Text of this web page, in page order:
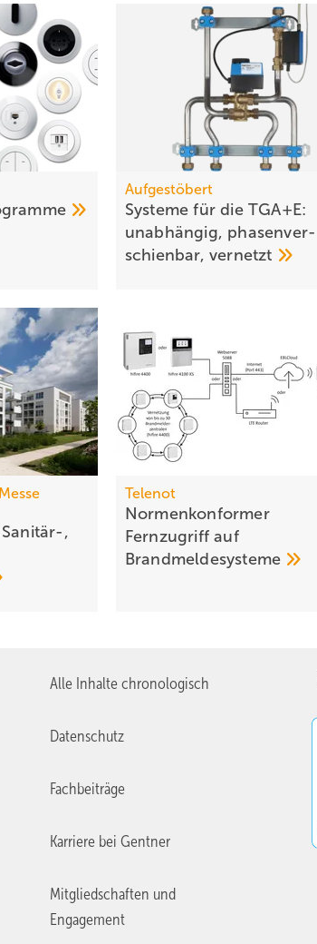
Aufgestöbert
Systeme für die TGA+E:
unab­hängig, pha­sen­ver­
schien­bar,ver­netzt
,
Telenot
Normenkonformer
Fernzugriff auf
Brandmeldesysteme
Alle Inhalte chronologisch
Datenschutz
Fachbeiträge
Karriere bei Gentner
Mitgliedschaften und
Engagement